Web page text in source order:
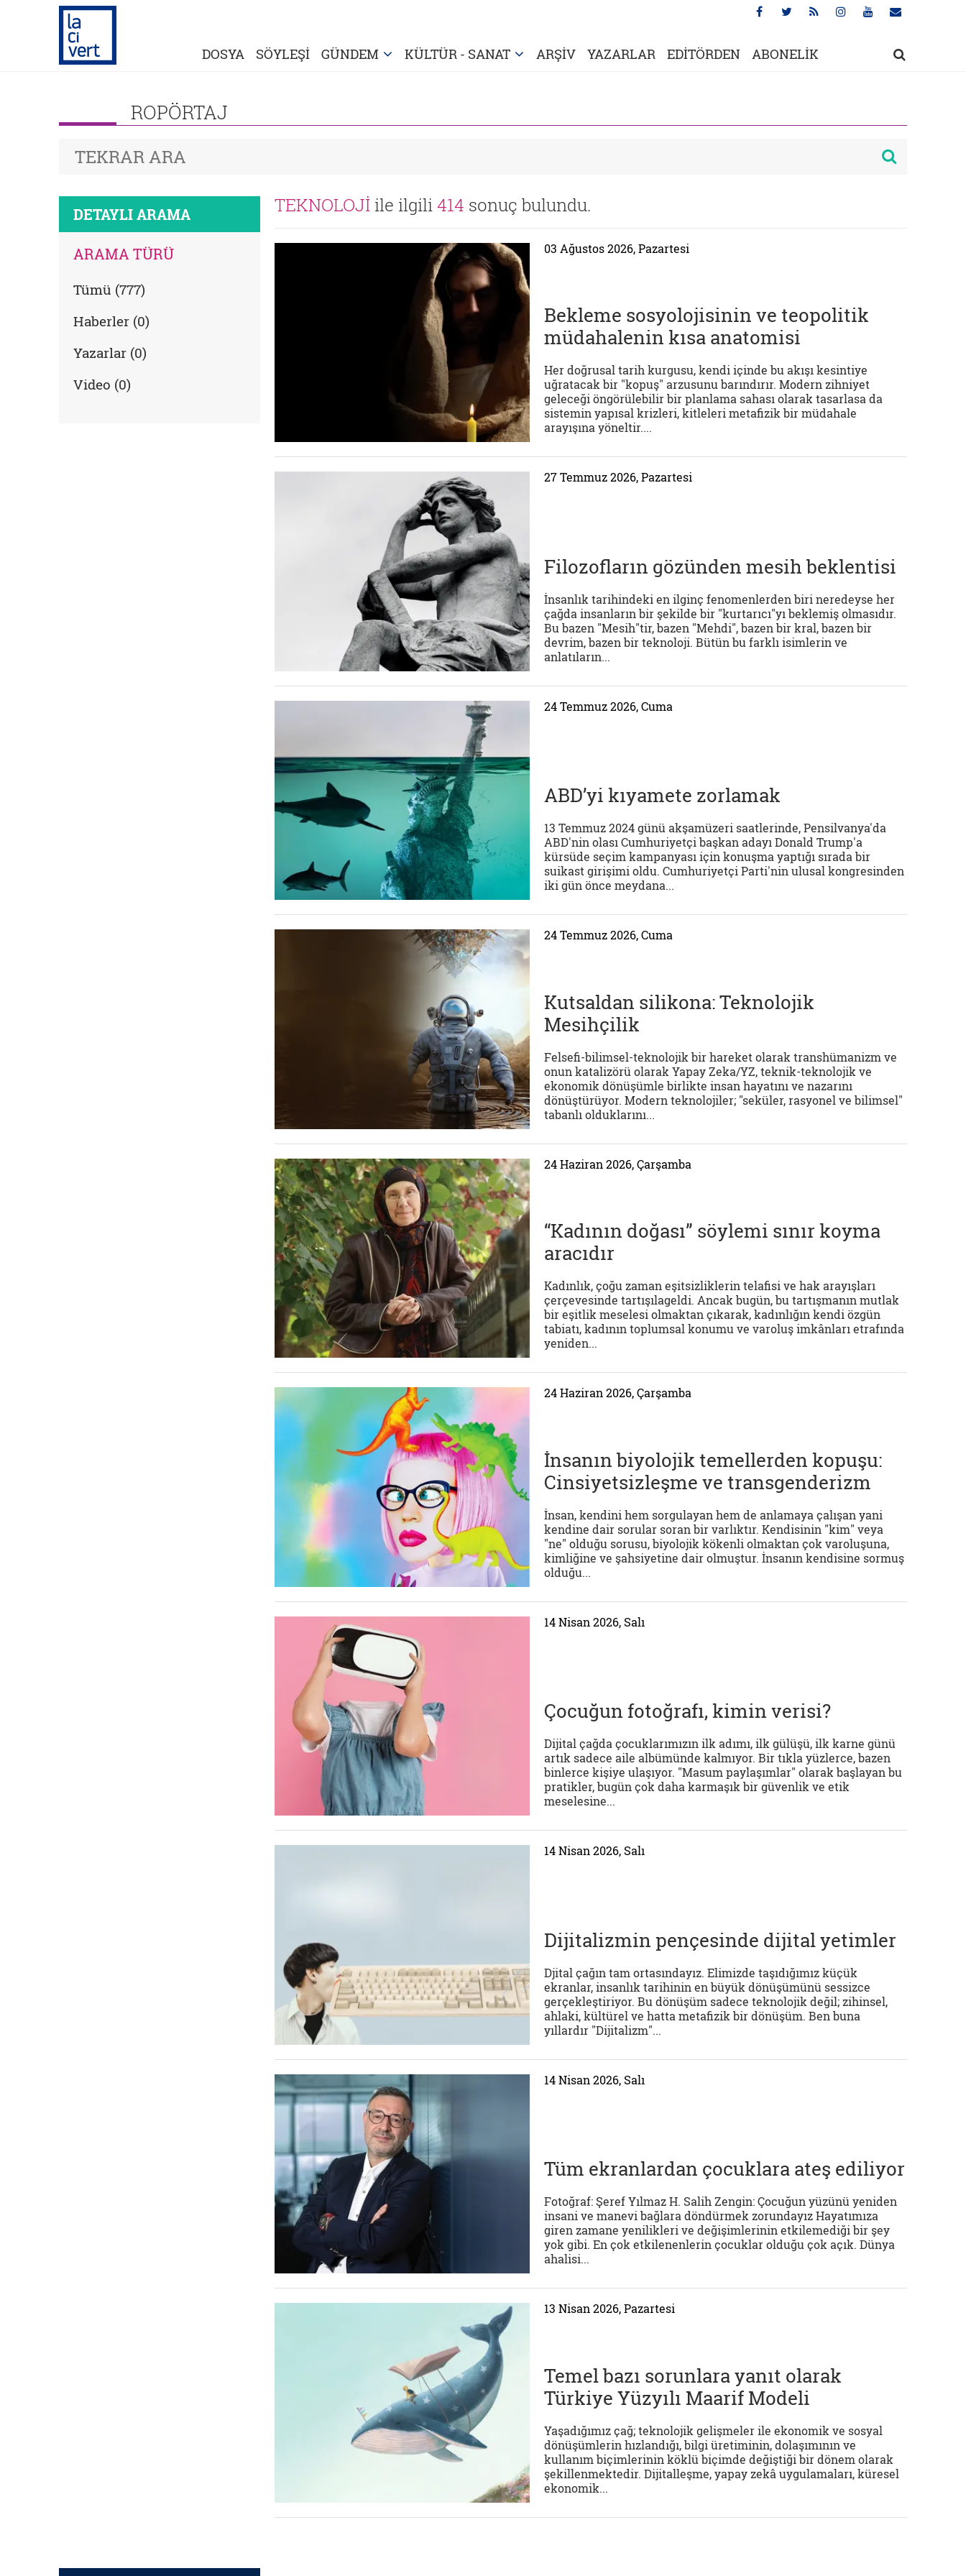
DOSYA SÖYLEŞİ GÜNDEM KÜLTÜR - SANAT ARŞİV YAZARLAR EDİTÖRDEN ABONELİK
ROPÖRTAJ
DETAYLI ARAMA
ARAMA TÜRÜ
Tümü (777)
Haberler (0)
Yazarlar (0)
Video (0)
TEKNOLOJİ ile ilgili414 sonuç bulundu.
03 Ağustos 2026, Pazartesi
Bekleme sosyolojisinin ve teopolitik
müdahalenin kısa anatomisi
Her doğrusal tarih kurgusu, kendi içinde bu akışı kesintiye
uğratacak bir "kopuş" arzusunu barındırır. Modern zihniyet
geleceği öngörülebilir bir planlama sahası olarak tasarlasa da
sistemin yapısal krizleri, kitleleri metafizik bir müdahale
arayışına yöneltir....
27 Temmuz 2026, Pazartesi
Filozofların gözünden mesih beklentisi
İnsanlık tarihindeki en ilginç fenomenlerden biri neredeyse her
çağda insanların bir şekilde bir "kurtarıcı"yı beklemiş olmasıdır.
Bu bazen "Mesih"tir, bazen "Mehdi", bazen bir kral, bazen bir
devrim, bazen bir teknoloji. Bütün bu farklı isimlerin ve
anlatıların...
24 Temmuz 2026, Cuma
ABD’yi kıyamete zorlamak
13 Temmuz 2024 günü akşamüzeri saatlerinde, Pensilvanya'da
ABD'nin olası Cumhuriyetçi başkan adayı Donald Trump'a
kürsüde seçim kampanyası için konuşma yaptığı sırada bir
suikast girişimi oldu. Cumhuriyetçi Parti'nin ulusal kongresinden
iki gün önce meydana...
24 Temmuz 2026, Cuma
Kutsaldan silikona: Teknolojik
Mesihçilik
Felsefi-bilimsel-teknolojik bir hareket olarak transhümanizm ve
onun katalizörü olarak Yapay Zeka/YZ, teknik-teknolojik ve
ekonomik dönüşümle birlikte insan hayatını ve nazarını
dönüştürüyor. Modern teknolojiler; "seküler, rasyonel ve bilimsel"
tabanlı olduklarını...
24 Haziran 2026, Çarşamba
“Kadının doğası” söylemi sınır koyma
aracıdır
Kadınlık, çoğu zaman eşitsizliklerin telafisi ve hak arayışları
çerçevesinde tartışılageldi. Ancak bugün, bu tartışmanın mutlak
bir eşitlik meselesi olmaktan çıkarak, kadınlığın kendi özgün
tabiatı, kadının toplumsal konumu ve varoluş imkânları etrafında
yeniden...
24 Haziran 2026, Çarşamba
İnsanın biyolojik temellerden kopuşu:
Cinsiyetsizleşme ve transgenderizm
İnsan, kendini hem sorgulayan hem de anlamaya çalışan yani
kendine dair sorular soran bir varlıktır. Kendisinin "kim" veya
"ne" olduğu sorusu, biyolojik kökenli olmaktan çok varoluşuna,
kimliğine ve şahsiyetine dair olmuştur. İnsanın kendisine sormuş
olduğu...
14 Nisan 2026, Salı
Çocuğun fotoğrafı, kimin verisi?
Dijital çağda çocuklarımızın ilk adımı, ilk gülüşü, ilk karne günü
artık sadece aile albümünde kalmıyor. Bir tıkla yüzlerce, bazen
binlerce kişiye ulaşıyor. "Masum paylaşımlar" olarak başlayan bu
pratikler, bugün çok daha karmaşık bir güvenlik ve etik
meselesine...
14 Nisan 2026, Salı
Dijitalizmin pençesinde dijital yetimler
Djital çağın tam ortasındayız. Elimizde taşıdığımız küçük
ekranlar, insanlık tarihinin en büyük dönüşümünü sessizce
gerçekleştiriyor. Bu dönüşüm sadece teknolojik değil; zihinsel,
ahlaki, kültürel ve hatta metafizik bir dönüşüm. Ben buna
yıllardır "Dijitalizm"...
14 Nisan 2026, Salı
Tüm ekranlardan çocuklara ateş ediliyor
Fotoğraf: Şeref Yılmaz H. Salih Zengin: Çocuğun yüzünü yeniden
insani ve manevi bağlara döndürmek zorundayız Hayatımıza
giren zamane yenilikleri ve değişimlerinin etkilemediği bir şey
yok gibi. En çok etkilenenlerin çocuklar olduğu çok açık. Dünya
ahalisi...
13 Nisan 2026, Pazartesi
Temel bazı sorunlara yanıt olarak
Türkiye Yüzyılı Maarif Modeli
Yaşadığımız çağ; teknolojik gelişmeler ile ekonomik ve sosyal
dönüşümlerin hızlandığı, bilgi üretiminin, dolaşımının ve
kullanım biçimlerinin köklü biçimde değiştiği bir dönem olarak
şekillenmektedir. Dijitalleşme, yapay zekâ uygulamaları, küresel
ekonomik...